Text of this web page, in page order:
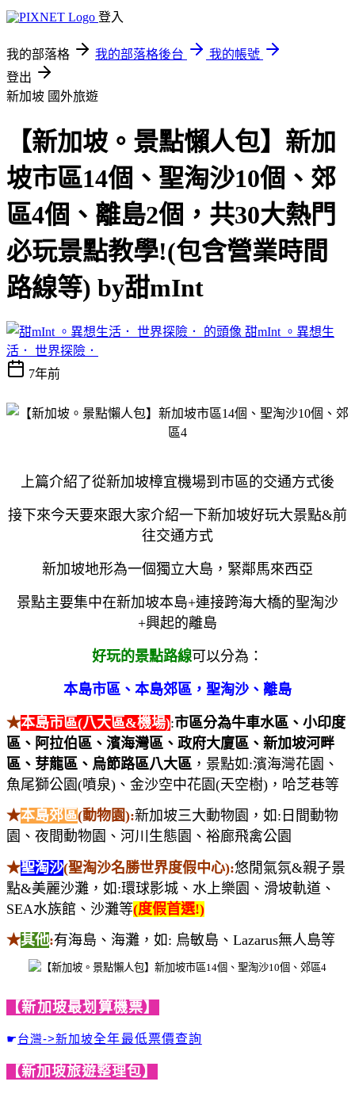
登入
我的部落格 我的部落格後台
我的帳號
登出
新加坡 國外旅遊
【新加坡。景點懶人包】新加
坡市區14個、聖淘沙10個、郊
區4個、離島2個，共30大熱門
必玩景點教學!(包含營業時間
路線等) by甜mInt
甜mInt 。異想生
活． 世界探險．
7年前
上篇介紹了從新加坡樟宜機場到市區的交通方式後
接下來今天要來跟大家介紹一下新加坡好玩大景點&前
往交通方式
新加坡地形為一個獨立大島，緊鄰馬來西亞
景點主要集中在新加坡本島+連接跨海大橋的聖淘沙
+興起的離島
好玩的景點路線可以分為：
本島市區、本島郊區，聖淘沙、離島
★本島市區(八大區&機場):市區分為牛車水區、小印度
區、阿拉伯區、濱海灣區、政府大廈區、新加坡河畔
區、芽龍區、烏節路區八大區 ，景點如:濱海灣花園、
魚尾獅公園(噴泉)、金沙空中花園(天空樹)，哈芝巷等
★本島郊區(動物園):新加坡三大動物園，如:日間動物
園、夜間動物園、河川生態園、裕廊飛禽公園
★聖淘沙(聖淘沙名勝世界度假中心):悠閒氣氛&親子景
點&美麗沙灘，如:環球影城、水上樂園、滑坡軌道、
SEA水族館、沙灘等(度假首選!)
★其他:有海島、海灘，如: 烏敏島、Lazarus無人島等
【新加坡最划算機票】
☛台灣->新加坡全年最低票價查詢
【新加坡旅遊整理包】